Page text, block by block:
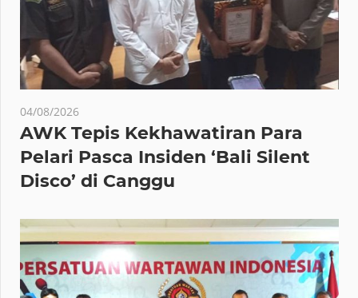
04/08/2026
AWK Tepis Kekhawatiran Para
Pelari Pasca Insiden ‘Bali Silent
Disco’ di Canggu